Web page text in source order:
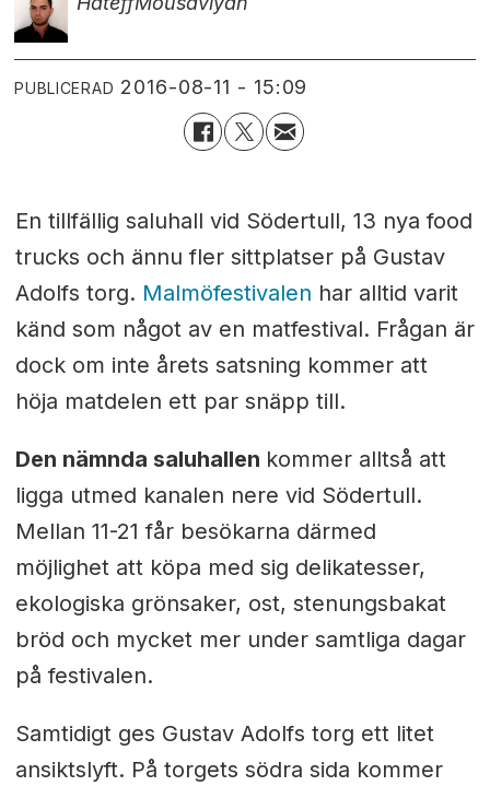
PUBLICERAD 2016-08-11 - 15:09
En tillfällig saluhall vid Södertull, 13 nya food
trucks och ännu fler sittplatser på Gustav
Adolfs torg. Malmöfestivalen har alltid varit
känd som något av en matfestival. Frågan är
dock om inte årets satsning kommer att
höja matdelen ett par snäpp till.
Den nämnda saluhallen kommer alltså att
ligga utmed kanalen nere vid Södertull.
Mellan 11-21 får besökarna därmed
möjlighet att köpa med sig delikatesser,
ekologiska grönsaker, ost, stenungsbakat
bröd och mycket mer under samtliga dagar
på festivalen.
Samtidigt ges Gustav Adolfs torg ett litet
ansiktslyft. På torgets södra sida kommer